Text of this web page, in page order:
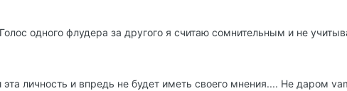
одного флудера за другого я считаю сомнительным и не
личность и впредь не будет иметь своего мнения.... Не даром